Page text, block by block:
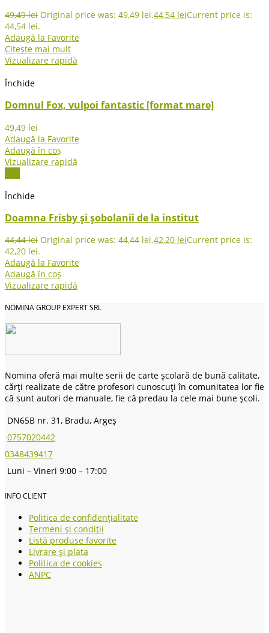
49,49lei Original price was: 49,49 lei.44,54 leiCurrent price is:
44,54 lei.
Adaugă la Favorite
Citește mai mult
Vizualizare rapidă
Închide
Domnul Fox, vulpoi fantastic [format mare]
49,49 lei
Adaugă la Favorite
Adaugă în coș
Vizualizare rapidă
-5%
Închide
Doamna Frisby și șobolanii de la institut
44,44lei Original price was: 44,44 lei.42,20 leiCurrent price is:
42,20 lei.
Adaugă la Favorite
Adaugă în coș
Vizualizare rapidă
NOMINA GROUP EXPERT SRL
Nomina oferă mai multe serii de carte școlară de bună calitate,
cărți realizate de către profesori cunoscuți în comunitatea lor fie
că sunt autori de manuale, fie că predau la cele mai bune școli.
DN65B nr. 31, Bradu, Argeș
0757020442
0348439417
Luni – Vineri 9:00 – 17:00
INFO CLIENT
Politica de confidențialitate
Termeni și condiții
Listă produse favorite
Livrare și plata
Politica de cookies
ANPC